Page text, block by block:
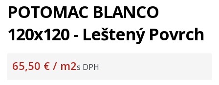
POTOMAC BLANCO
120x120 - Leštený Povrch
65,50 € / m2s DPH